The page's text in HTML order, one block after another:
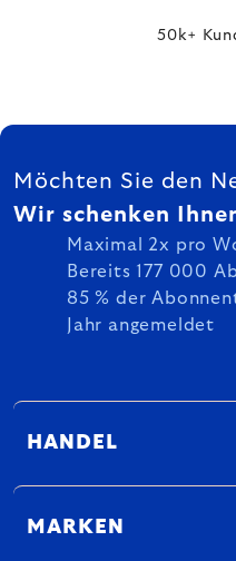
50k+
FUSSZEILE
Möchten Sie den
Wir schenken
Maximal 2x pro
Bereits 177 000
85 % der
Jahr angemeldet
HANDEL
MARKEN